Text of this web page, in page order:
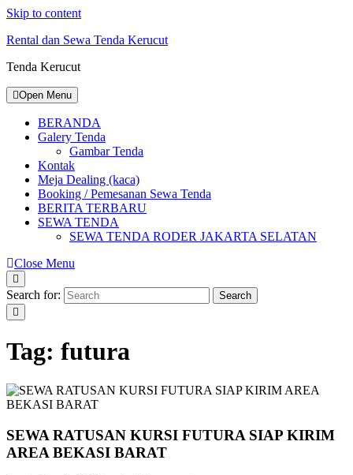
Skip to content
Rental dan Sewa Tenda Kerucut
Tenda Kerucut
Open Menu
BERANDA
Galery Tenda
Gambar Tenda
Kontak
Meja Dealing (kaca)
Booking / Pemesanan Sewa Tenda
BERITA TERBARU
SEWA TENDA
SEWA TENDA RODER JAKARTA SELATAN
Close Menu
Search for: Search
Tag: futura
SEWA RATUSAN KURSI FUTURA SIAP KIRIM
AREA BEKASI BARAT